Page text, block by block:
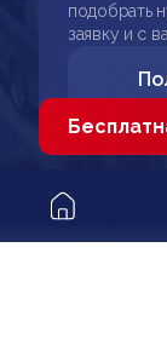
подобрать
заявку и с